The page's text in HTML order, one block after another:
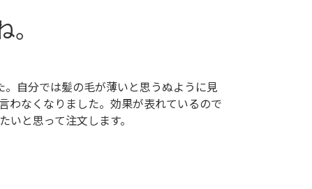
自分では髪の毛が薄いと思うぬように見
わなくなりました。効果が表れているので
いと思って注文します。